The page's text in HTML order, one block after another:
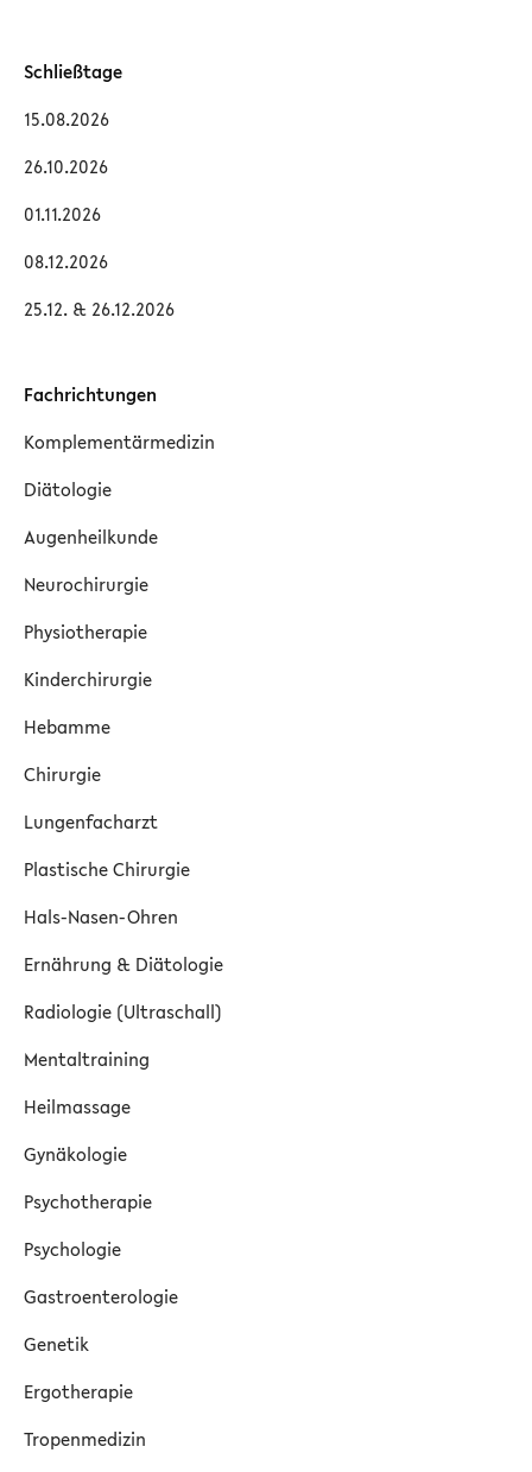
Schließtage
15.08.2026
26.10.2026
01.11.2026
08.12.2026
25.12. & 26.12.2026
Fachrichtungen
Komplementärmedizin
Diätologie
Augenheilkunde
Neurochirurgie
Physiotherapie
Kinderchirurgie
Hebamme
Chirurgie
Lungenfacharzt
Plastische Chirurgie
Hals-Nasen-Ohren
Ernährung & Diätologie
Radiologie (Ultraschall)
Mentaltraining
Heilmassage
Gynäkologie
Psychotherapie
Psychologie
Gastroenterologie
Genetik
Ergotherapie
Tropenmedizin